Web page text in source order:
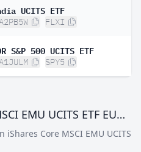
UCITS ETF
FLXI
S&P 500 UCITS ETF
SPY5
ETFs mit iShares Core MSCI EMU UCITS ETF EUR (Acc)
Core MSCI EMU UCITS